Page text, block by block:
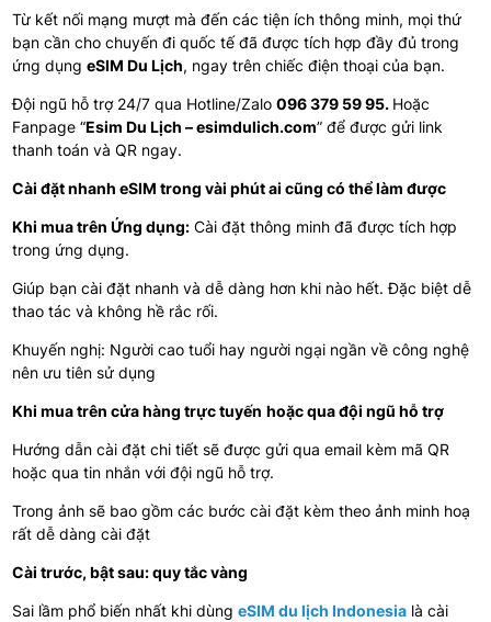
Từ kết nối mạng mượt mà đến các tiện ích thông minh, mọi thứ
bạn cần cho chuyến đi quốc tế đã được tích hợp đầy đủ trong
ứng dụng eSIM Du Lịch, ngay trên chiếc điện thoại của bạn.
Đội ngũ hỗ trợ 24/7 qua Hotline/Zalo 096 379 59 95. Hoặc
Fanpage “Esim Du Lịch – esimdulich.com” để được gửi link
thanh toán và QR ngay.
Cài đặt nhanh eSIM trong vài phút ai cũng có thể làm được
Khi mua trên Ứng dụng:Cài đặt thông minh đã được tích hợp
trong ứng dụng.
Giúp bạn cài đặt nhanh và dễ dàng hơn khi nào hết. Đặc biệt dễ
thao tác và không hề rắc rối.
Khuyến nghị: Người cao tuổi hay người ngại ngần về công nghệ
nên ưu tiên sử dụng
Khi mua trên cửa hàng trực tuyến hoặc qua đội ngũ hỗ trợ
Hướng dẫn cài đặt chi tiết sẽ được gửi qua email kèm mã QR
hoặc qua tin nhắn với đội ngũ hỗ trợ.
Trong ảnh sẽ bao gồm các bước cài đặt kèm theo ảnh minh hoạ
rất dễ dàng cài đặt
Cài trước, bật sau: quy tắc vàng
Sai lầm phổ biến nhất khi dùng eSIM du lịch Indonesia là cài